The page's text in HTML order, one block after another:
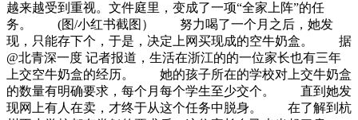
越来越受到重视。文件庭里，变成了一项“全家上阵”的任
务。 (图/小红书截图） 努力喝了一个月之后，她发
现，只能存下个，于是，决定上网买现成的空牛奶盒。 据
@北青深一度 记者报道，生活在浙江的的一位家长也有三年
上交空牛奶盒的经历。 她的孩子所在的学校对上交牛奶盒
的数量有明确要求，每个月每个学生至少交个。 直到她发
现网上有人在卖，才终于从这个任务中脱身。 在了解到杭